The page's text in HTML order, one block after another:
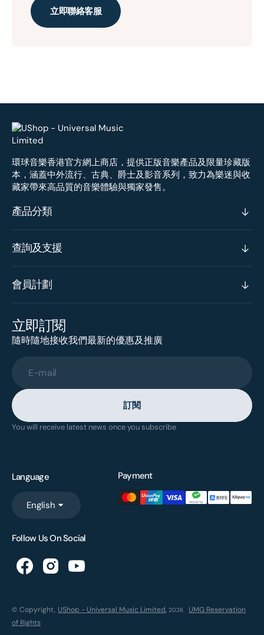
立即聯絡客服
環球音樂香港官方網上商店，提供正版音樂產品及限量珍藏版
本，涵蓋中外流行、古典、爵士及影音系列，致力為樂迷與收
藏家帶來高品質的音樂體驗與獨家發售。
產品分類
查詢及支援
會員計劃
立即訂閱
隨時隨地接收我們最新的優惠及推廣
E-mail
訂閱
You will receive latest news once you subscribe
Language
English
Payment
Follow Us On Social
© Copyright, UShop - Universal Music Limited, 2026
UMG Reservation
of Rights